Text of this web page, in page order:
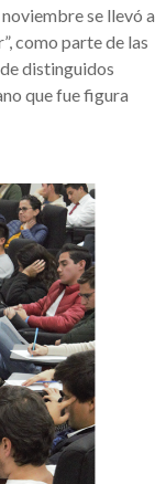
se llevó a
como parte de las
distinguidos
que fue figura